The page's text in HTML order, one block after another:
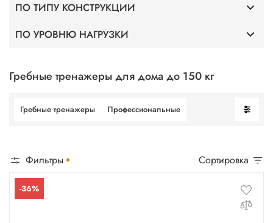
Гребные тренажеры для дома до 150 кг
Гребные тренажеры Профессиональные
Фильтры Сортировка
-36%
До 150 кг
ПО ТИПУ КОНСТРУКЦИИ
С воздушно-магнитной системой нагружения
ПО УРОВНЮ НАГРУЗКИ